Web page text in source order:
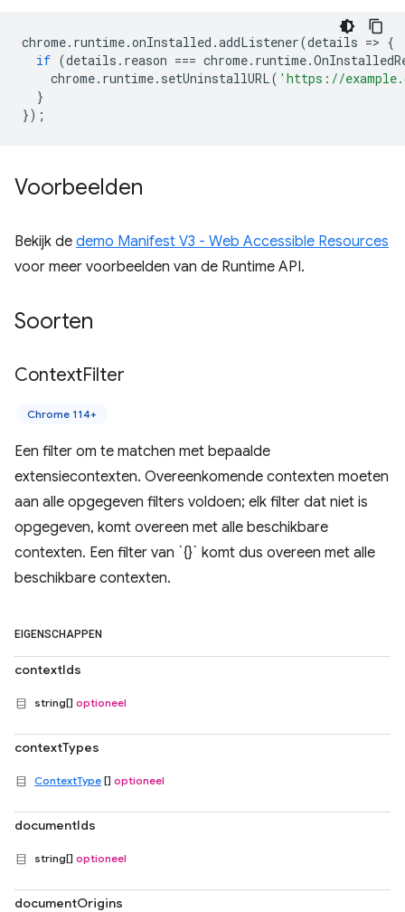
chrome. runtime.onInstalled .addListener(details => {
if (details . reason === chrome. runtime.
chrome. runtime. setUninstallURL( 'https://
}
});
Voorbeelden
Bekijk de demo Manifest V3 - Web Accessible Resources
voor meer voorbeelden van de Runtime API.
Soorten
ContextFilter
Chrome 114+
Een filter om te matchen met bepaalde
extensiecontexten. Overeenkomende contexten moeten
aan alle opgegeven filters voldoen; elk filter dat niet is
opgegeven, komt overeen met alle beschikbare
contexten. Een filter van `{}` komt dus overeen met alle
beschikbare contexten.
EIGENSCHAPPEN
contextIds
string[] optioneel
contextTypes
ContextType [] optioneel
documentIds
string[] optioneel
documentOrigins